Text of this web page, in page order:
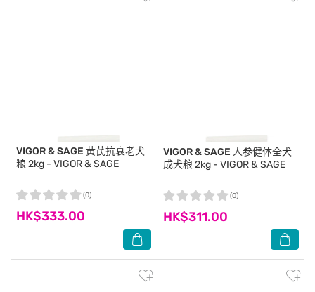
VIGOR & SAGE 黄芪抗衰老犬
粮 2kg - VIGOR & SAGE
HK$333.00
(0)
VIGOR & SAGE 人参健体全犬
成犬粮 2kg - VIGOR & SAGE
HK$311.00
(0)